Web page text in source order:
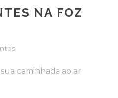
NA FOZ
caminhada ao ar